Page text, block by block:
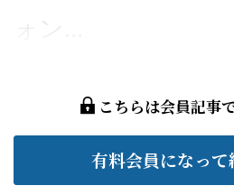
ォン...
こちらは会員記事
有料会員になっ